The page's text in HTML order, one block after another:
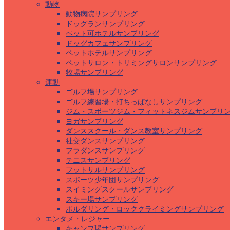
動物
動物病院サンプリング
ドッグランサンプリング
ペット可ホテルサンプリング
ドッグカフェサンプリング
ペットホテルサンプリング
ペットサロン・トリミングサロンサンプリング
牧場サンプリング
運動
ゴルフ場サンプリング
ゴルフ練習場・打ちっぱなしサンプリング
ジム・スポーツジム・フィットネスジムサンプリ
ヨガサンプリング
ダンススクール・ダンス教室サンプリング
社交ダンスサンプリング
フラダンスサンプリング
テニスサンプリング
フットサルサンプリング
スポーツ少年団サンプリング
スイミングスクールサンプリング
スキー場サンプリング
ボルダリング・ロッククライミングサンプリング
エンタメ・レジャー